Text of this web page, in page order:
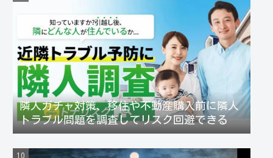
隣人ガチャ対策、移住や不動産購入前に隣人
トラブル問題を調査してリスク回避できる